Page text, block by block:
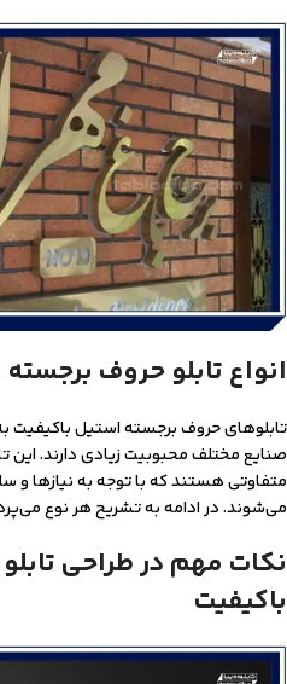
انواع تابلو حروف
تابلوهای حروف برجسته استیل با‌کیفیت
صنایع مختلف محبوبیت زیادی دارند. این
متفاوتی هستند که با توجه به نیازها
می‌شوند. در ادامه به تشریح هر نوع
نکات مهم در طراحی
با‌کیفیت